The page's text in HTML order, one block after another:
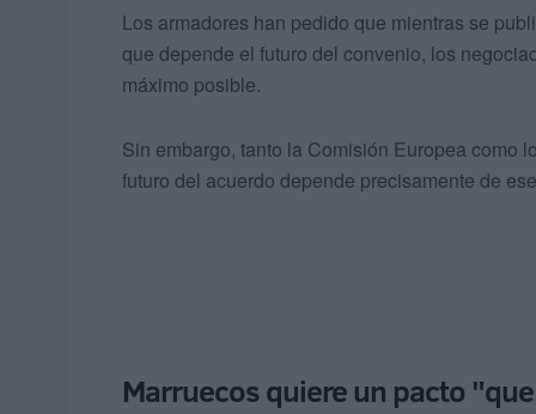
Los armadores han pedido que mientras se
que depende el futuro del convenio, los
máximo posible.
Sin embargo, tanto la Comisión Europea como
futuro del acuerdo depende precisamente de
Marruecos quiere un pacto